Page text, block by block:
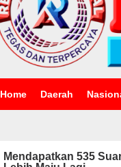
Home Daerah
Mendapatkan 535